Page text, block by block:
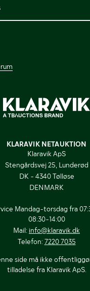
KLARAVIK NETAUKTION
Klaravik ApS
Stengårdsvej 25, Lunderød
DK - 4340 Tølløse
DENMARK
Mandag-torsdag fra
08:30-14:00
Mail: info@klaravik.dk
Telefon: 7220 7035
side må ikke
tilladelse fra Klaravik ApS.